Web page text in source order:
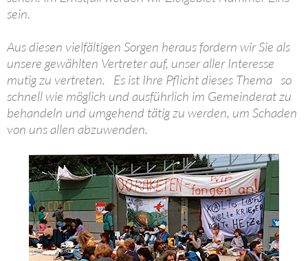
sein.
Aus diesen vielfältigen Sorgen heraus fordern wir Sie als
unsere gewählten Vertreter auf, unser aller Interesse
mutig zu vertreten. Es ist Ihre Pflicht dieses Thema so
schnell wie möglich und ausführlich im Gemeinderat zu
behandeln und umgehend tätig zu werden, um Schaden
von uns allen abzuwenden.